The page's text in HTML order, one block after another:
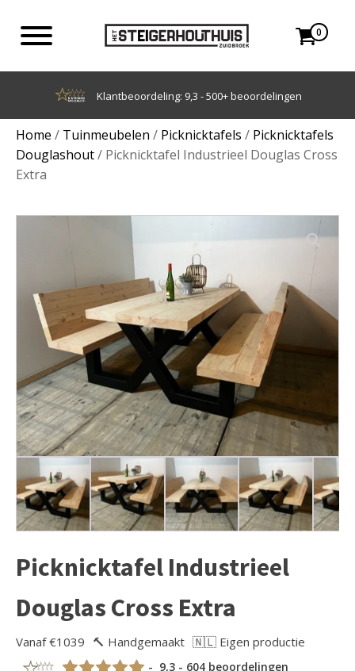
0
Achteraf betalen met Klarna
Home / Tuinmeubelen / Picknicktafels / Picknicktafels
Douglashout/ Picknicktafel Industrieel Douglas Cross
Extra
Picknicktafel Industrieel
Douglas Cross Extra
Vanaf €1039 🔨 Handgemaakt 🇳🇱 Eigen productie
- 9,3 - 604 beoordelingen